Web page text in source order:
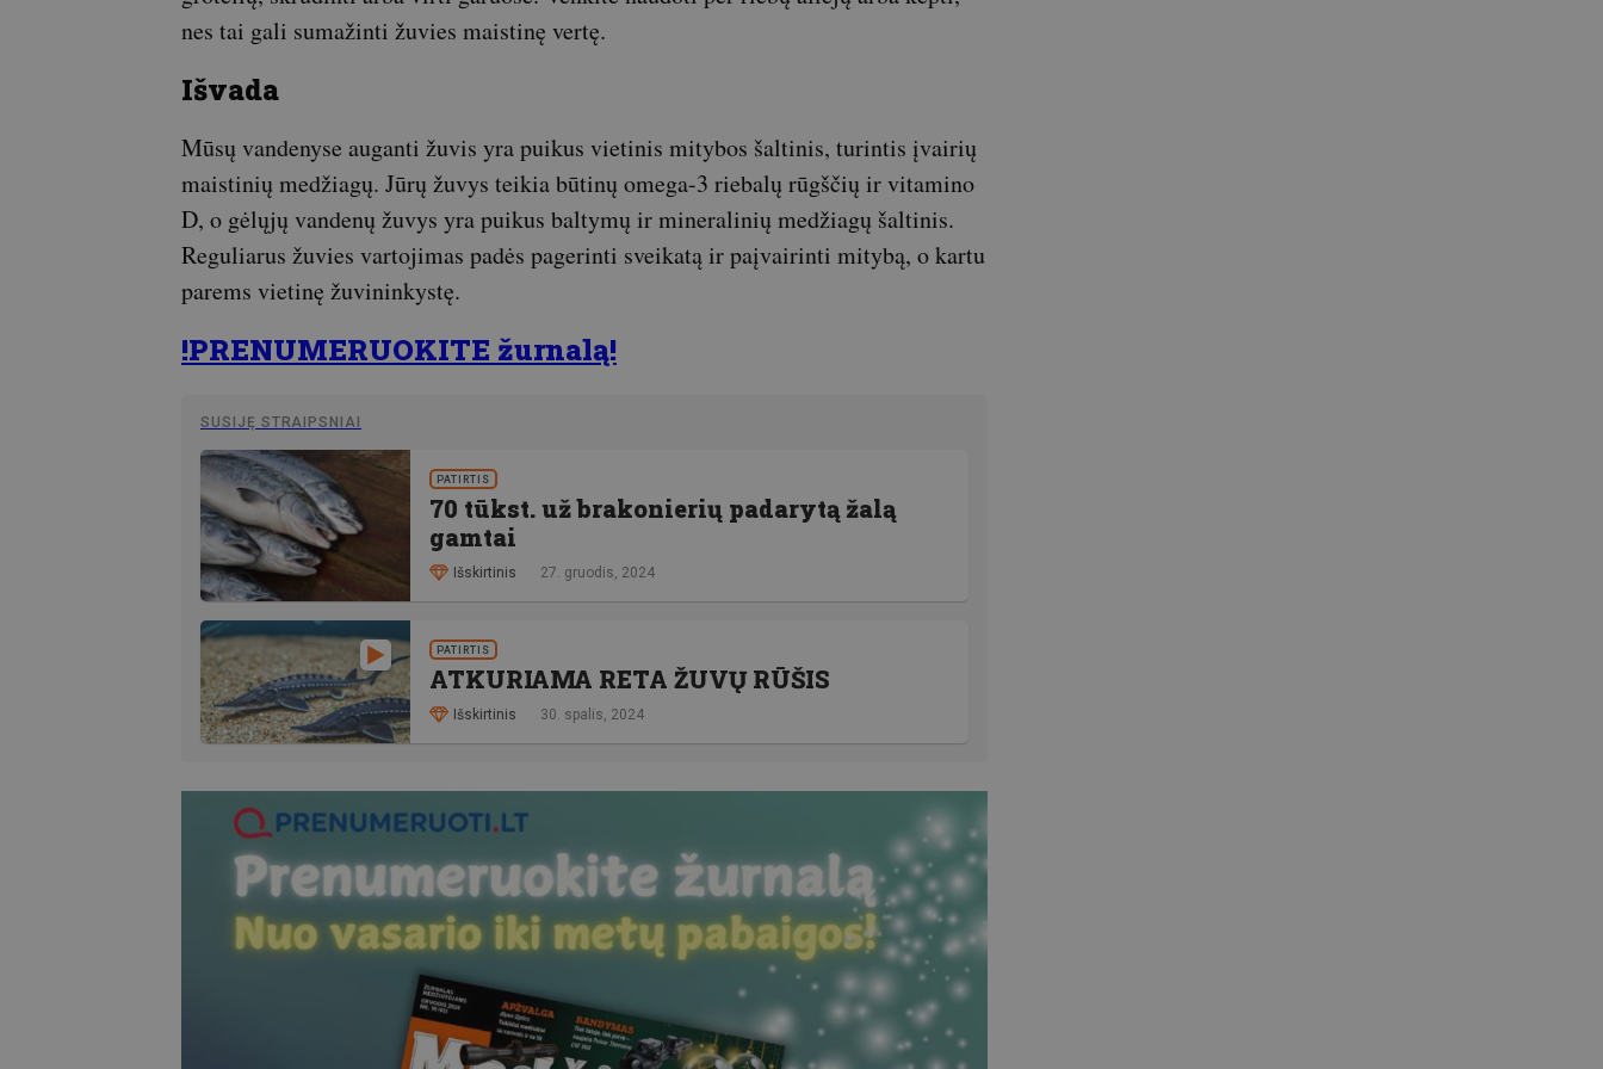
nes tai gali sumažinti žuvies maistinę vertę.
Išvada
Mūsų vandenyse auganti žuvis yra puikus vietinis mitybos šaltinis, turintis įvairių
maistinių medžiagų. Jūrų žuvys teikia būtinų omega-3 riebalų rūgščių ir vitamino
D, o gėlųjų vandenų žuvys yra puikus baltymų ir mineralinių medžiagų šaltinis.
Reguliarus žuvies vartojimas padės pagerinti sveikatą ir paįvairinti mitybą, o kartu
parems vietinę žuvininkystę.
!PRENUMERUOKITE žurnalą!
SUSIJĘ STRAIPSNIAI
PATIRTIS
70 tūkst. už brakonierių padarytą žalą
gamtai
Išskirtinis 27. gruodis, 2024
PATIRTIS
ATKURIAMA RETA ŽUVŲ RŪŠIS
Išskirtinis 30. spalis, 2024